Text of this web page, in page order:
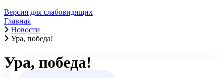
Версия для слабовидящих
Главная
Новости
Ура, победа!
Ура, победа!